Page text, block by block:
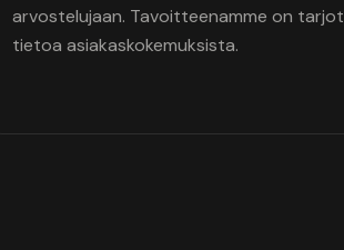
arvostelujaan. Tavoitteenamme on
tietoa asiakaskokemuksista.